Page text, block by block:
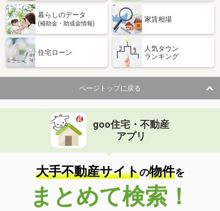
専有面積 44.97m²
間取り
宮城県多賀城市下馬３
住 所
宮城県多賀城市下馬３
専有面積 23.71m²
間取り
1K
宮城県塩竈市玉川１
価 格
住 所
宮城県塩竈市玉川１
専有面積 23.6m²
間取り
1K
宮城県仙台市青葉区滝道
価 格
3.80万円
暮らしのデータ
(補助金・助成金情報)
家賃相場
住宅ローン
人気タウン
ランキング
ページトップに戻る
goo住宅・不動産
アプリ
大手不動産サイトの物件を
まとめて検索！